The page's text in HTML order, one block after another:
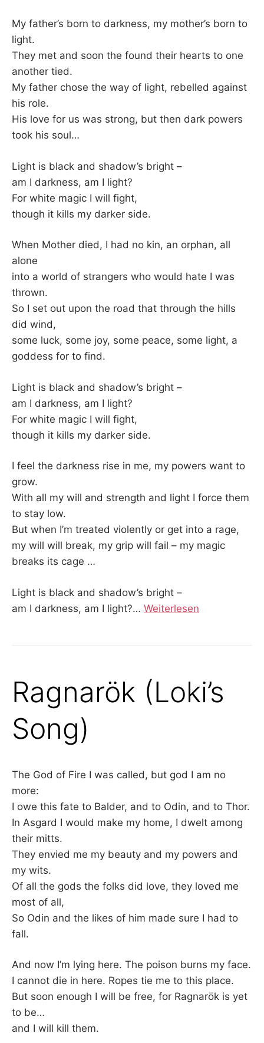
My father’s born to darkness, my mother’s born to
light.
They met and soon the found their hearts to one
another tied.
My father chose the way of light, rebelled against
his role.
His love for us was strong, but then dark powers
took his soul…
Light is black and shadow’s bright –
am I darkness, am I light?
For white magic I will fight,
though it kills my darker side.
When Mother died, I had no kin, an orphan, all
alone
into a world of strangers who would hate I was
thrown.
So I set out upon the road that through the hills
did wind,
some luck, some joy, some peace, some light, a
goddess for to find.
Light is black and shadow’s bright –
am I darkness, am I light?
For white magic I will fight,
though it kills my darker side.
I feel the darkness rise in me, my powers want to
grow.
With all my will and strength and light I force them
to stay low.
But when I’m treated violently or get into a rage,
my will will break, my grip will fail – my magic
breaks its cage …
Light is black and shadow’s bright –
am I darkness, am I light?… Weiterlesen
Ragnarök (Loki’s
Song)
The God of Fire I was called, but god I am no
more:
I owe this fate to Balder, and to Odin, and to Thor.
In Asgard I would make my home, I dwelt among
their mitts.
They envied me my beauty and my powers and
my wits.
Of all the gods the folks did love, they loved me
most of all,
So Odin and the likes of him made sure I had to
fall.
And now I’m lying here. The poison burns my face.
I cannot die in here. Ropes tie me to this place.
But soon enough I will be free, for Ragnarök is yet
to be…
and I will kill them.